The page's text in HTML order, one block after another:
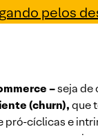
pelos
–seja de
(churn),que
pró-cíclicas e